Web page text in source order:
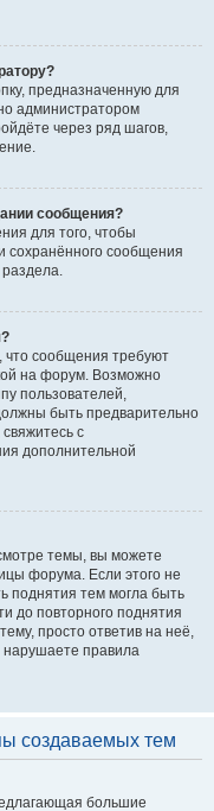
предназначенную для
администратором
через ряд шагов,
сообщения?
для того, чтобы
сохранённого сообщения
сообщения требуют
на форум. Возможно
пользователей,
быть предварительно
с
дополнительной
темы, вы можете
форума. Если этого не
поднятия тем могла быть
до повторного поднятия
просто ответив на неё,
нарушаете правила
создаваемых тем
большие